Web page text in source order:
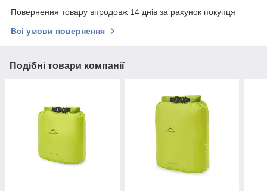
Повернення товару впродовж 14 днів за рахунок покупця
Всі умови повернення
Подібні товари компанії